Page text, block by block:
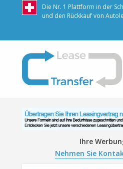
Die Nr. 1 Plattform in der
und den Rückkauf von
LeaseTransfer
Ihre
Nehmen Sie